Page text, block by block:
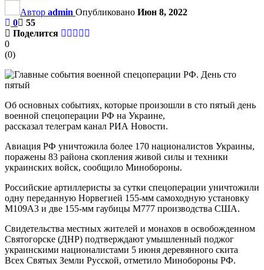
Автор admin Опубликовано Июн 8, 2022
0
55
Поделится
0
(0)
Об основных событиях, которые произошли в сто пятый день
военной спецоперации РФ на Украине,
рассказал телеграм канал РИА Новости.
Авиация РФ уничтожила более 170 националистов Украины,
поражены 83 района скопления живой силы и техники
украинских войск, сообщило Минобороны.
Российские артиллеристы за сутки спецоперации уничтожили
одну переданную Норвегией 155-мм самоходную установку
М109А3 и две 155-мм гаубицы М777 производства США.
Свидетельства местных жителей и монахов в освобожденном
Святогорске (ДНР) подтверждают умышленный поджог
украинскими националистами 5 июня деревянного скита
Всех Святых Земли Русской, отметило Минобороны РФ.